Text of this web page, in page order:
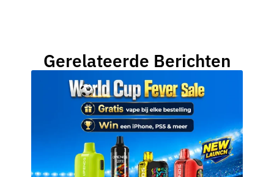
Gerelateerde Berichten